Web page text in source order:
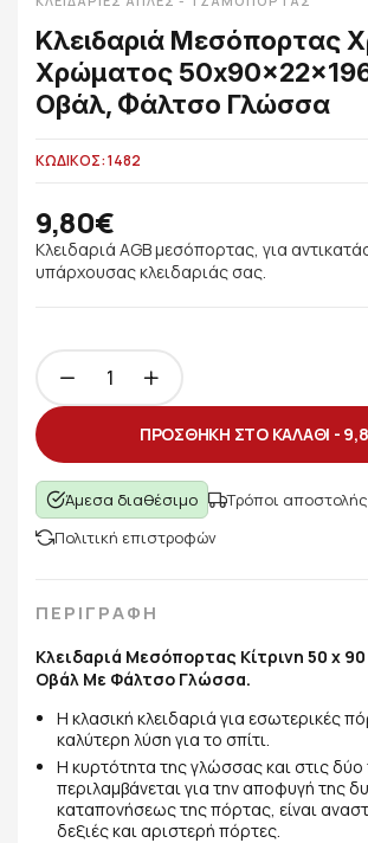
Κλειδαριά Μεσόπορτας
Χρώματος
Οβάλ, Φάλτσο Γλώσσα
ΚΩΔΙΚΟΣ: 1482
9,80€
Κλειδαριά AGB μεσόπορτας, για
υπάρχουσας κλειδαριάς σας.
ΠΡΟΣΘΗΚΗ ΣΤΟ ΚΑΛΑΘΙ -
Άμεσα διαθέσιμο
Τρόποι αποστολής
Πολιτική επιστροφών
ΠΕΡΙΓΡΑΦΗ
Κλειδαριά Μεσόπορτας Κίτρινη 50 x
Οβάλ Με Φάλτσο Γλώσσα.
Η κλασική κλειδαριά για εσωτερικές
καλύτερη λύση για το σπίτι.
Η κυρτότητα της γλώσσας και στις
περιλαμβάνεται για την αποφυγή της
καταπονήσεως της πόρτας, είναι
δεξιές και αριστερή πόρτες.